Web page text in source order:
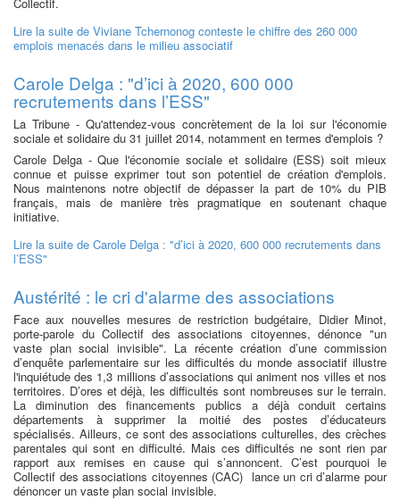
Lire la suite de Viviane Tchernonog conteste le chiffre des 260 000
emplois menacés dans le milieu associatif
Carole Delga : "d’ici à 2020, 600 000
recrutements dans l’ESS"
La Tribune - Qu'attendez-vous concrètement de la loi sur l'économie
sociale et solidaire du 31 juillet 2014, notamment en termes d'emplois ?
Carole Delga - Que l'économie sociale et solidaire (ESS) soit mieux
connue et puisse exprimer tout son potentiel de création d'emplois.
Nous maintenons notre objectif de dépasser la part de 10% du PIB
français, mais de manière très pragmatique en soutenant chaque
initiative.
Lire la suite de Carole Delga : "d’ici à 2020, 600 000 recrutements dans
l’ESS"
Austérité : le cri d'alarme des associations
Face aux nouvelles mesures de restriction budgétaire, Didier Minot,
porte-parole du Collectif des associations citoyennes, dénonce "un
vaste plan social invisible". La récente création d’une commission
d’enquête parlementaire sur les difficultés du monde associatif illustre
l'inquiétude des 1,3 millions d’associations qui animent nos villes et nos
territoires. D’ores et déjà, les difficultés sont nombreuses sur le terrain.
La diminution des financements publics a déjà conduit certains
départements à supprimer la moitié des postes d’éducateurs
spécialisés. Ailleurs, ce sont des associations culturelles, des crèches
parentales qui sont en difficulté. Mais ces difficultés ne sont rien par
rapport aux remises en cause qui s’annoncent. C’est pourquoi le
Collectif des associations citoyennes (CAC) lance un cri d’alarme pour
dénoncer un vaste plan social invisible.